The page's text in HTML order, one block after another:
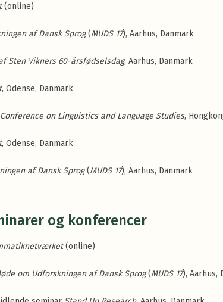
(online)
af Dansk Sprog(MUDS 17), Aarhus, Danmark
Sten Vikners 60-årsfødselsdag, Aarhus, Danmark
, Odense, Danmark
on Linguistics and Language Studies,
, Odense, Danmark
af Dansk Sprog(MUDS 17), Aarhus, Danmark
og konferencer
(online)
om Udforskningen af Dansk Sprog(MUDS 17), Aarhus,